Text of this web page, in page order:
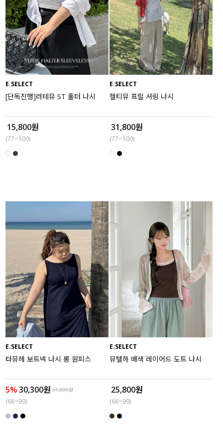
E.SELECT
[단독진행]러테뮤 ST 홀터 나시
15,800원
(77~100)
E.SELECT
헬티뮤 프릴 셔링 나시
31,800원
(77~100)
E.SELECT
타뮤헤 보트넥 나시 롱 원피스
5%30,300원 31,800원
(66~99)
E.SELECT
뮤텔하 배색 레이어드 도트 나시
25,800원
(66~99)